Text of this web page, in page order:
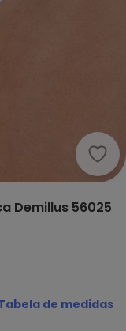
Demillus 56025
de medidas